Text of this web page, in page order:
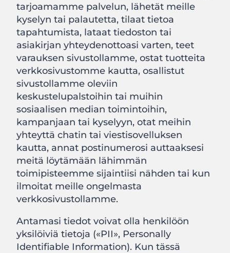
tarjoamamme palvelun, lähetät meille
kyselyn tai palautetta, tilaat tietoa
tapahtumista, lataat tiedoston tai
asiakirjan yhteydenottoasi varten, teet
varauksen sivustollamme, ostat tuotteita
verkkosivustomme kautta, osallistut
sivustollamme oleviin
keskustelupalstoihin tai muihin
sosiaalisen median toimintoihin,
kampanjaan tai kyselyyn, otat meihin
yhteyttä chatin tai viestisovelluksen
kautta, annat postinumerosi auttaaksesi
meitä löytämään lähimmän
toimipisteemme sijaintiisi nähden tai kun
ilmoitat meille ongelmasta
verkkosivustollamme.
Antamasi tiedot voivat olla henkilöön
yksilöiviä tietoja («PII», Personally
Identifiable Information). Kun tässä